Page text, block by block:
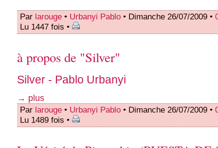
Par larouge • Urbanyi Pablo • Dimanche 26/07/2009 •
Lu 1447 fois •
à propos de "Silver"
Silver - Pablo Urbanyi
→ plus
Par larouge • Urbanyi Pablo • Dimanche 26/07/2009 •
Lu 1489 fois •